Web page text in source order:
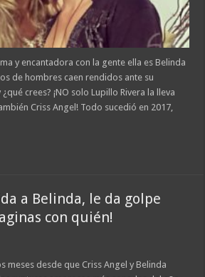
y encantadora con la gente ella es Belinda
de hombres caen rendidos ante su
crees? ¡NO solo Lupillo Rivera la lleva
Criss Angel! Todo sucedió en 2017,
a Belinda, le da golpe
con quién!
meses desde que Criss Angel y Belinda